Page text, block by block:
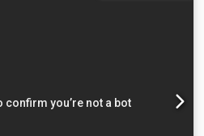
Seecontainer - Gasgrill
Abmessungen (B x T x H) 600